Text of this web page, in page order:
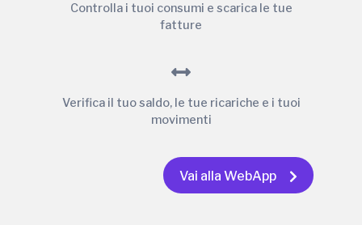
Controlla i tuoi consumi e scarica le tue
fatture
Verifica il tuo saldo, le tue ricariche e i tuoi
movimenti
Vai alla WebApp